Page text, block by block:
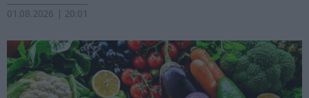
01.08.2026 | 20:01